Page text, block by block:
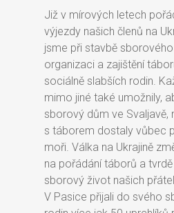
Již v mírových letech
výjezdy našich členů na
jsme při stavbě
organizaci a zajištění
sociálně slabších rodin.
mimo jiné také umožnily,
sborový dům ve Svaljavě,
s táborem dostaly vůbec
moři. Válka na Ukrajině
na pořádání táborů a
sborový život našich
V Pasice přijali do svého